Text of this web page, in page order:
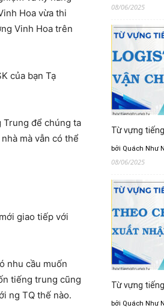
Hoa vừa thi
Vinh Hoa trên
của bạn Tạ
Trung để chúng ta
mà vẫn có thể
giao tiếp với
nhu cầu muốn
tiếng trung cũng
ng TQ thế nào.
08/06/2025
Từ vựng
bởi Quách Như
08/06/2025
Từ vựng
bởi Quách Như